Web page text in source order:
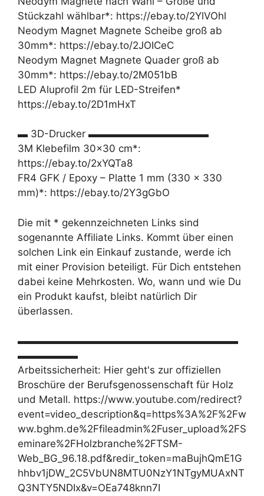
Stückzahl wählbar*: https://ebay.to/2YlVOhl
Neodym Magnet Magnete Scheibe groß ab
30mm*: https://ebay.to/2JOICeC
Neodym Magnet Magnete Quader groß ab
30mm*: https://ebay.to/2M051bB
LED Aluprofil 2m für LED-Streifen*
https://ebay.to/2D1mHxT
▬ 3D-Drucker ▬▬▬▬▬▬▬▬▬▬▬▬
3M Klebefilm 30×30 cm*:
https://ebay.to/2xYQTa8
FR4 GFK / Epoxy – Platte 1 mm (330 x 330
mm)*: https://ebay.to/2Y3gGbO
Die mit * gekennzeichneten Links sind
sogenannte Affiliate Links. Kommt über einen
solchen Link ein Einkauf zustande, werde ich
mit einer Provision beteiligt. Für Dich entstehen
dabei keine Mehrkosten. Wo, wann und wie Du
ein Produkt kaufst, bleibt natürlich Dir
überlassen.
▬▬▬▬▬▬▬▬▬▬▬▬▬▬▬▬▬▬▬▬▬▬
▬▬▬▬▬▬
Arbeitssicherheit: Hier geht's zur offiziellen
Broschüre der Berufsgenossenschaft für Holz
und Metall. https://www.youtube.com/redirect?
event=video_description&q=https%3A%2F%2Fw
ww.bghm.de%2Ffileadmin%2Fuser_upload%2FS
eminare%2FHolzbranche%2FTSM-
Web_BG_96.18.pdf&redir_token=maBujhQmE1G
hhbv1jDW_2C5VbUN8MTU0NzY1NTgyMUAxNT
Q3NTY5NDIx&v=OEa748knn7I